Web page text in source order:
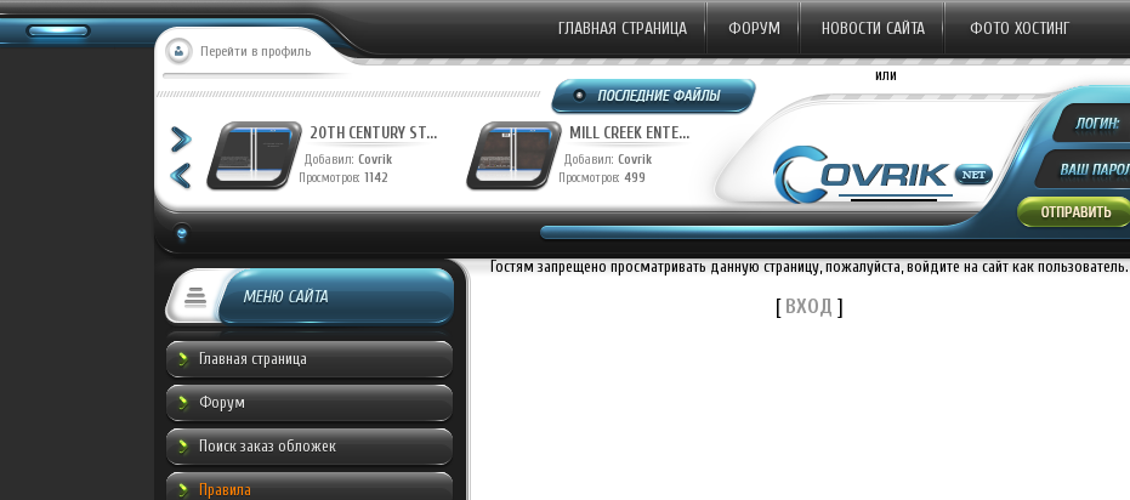
Перейти в профиль
ГЛАВНАЯ СТРАНИЦА ФОРУМ НОВОСТИ САЙТА ФОТО ХОСТИНГ
20TH CENTURY ST... 20TH CENTURY ST...
Добавил: Covrik
Просмотров: 1142
MILL CREEK ENTE...
Добавил: Covrik
Просмотров: 499
или
МЕНЮ САЙТА
Главная страница
Форум
Поиск заказ обложек
Правила
Гостям запрещено просматривать данную страницу, пожалуйста, войдите на сайт как пользователь.
[ВХОД ]